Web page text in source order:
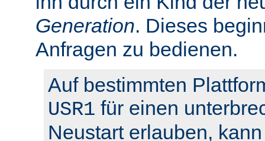
Generation. Dieses
Anfragen zu bedienen.
Auf bestimmten
USR1 für einen
Neustart erlauben,